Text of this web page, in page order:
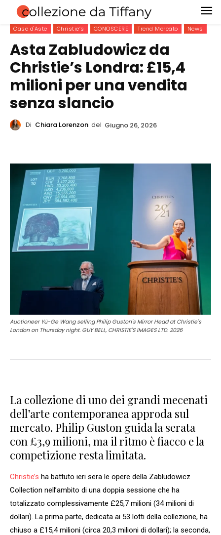
Case d'Aste Christie’s CONOSCERE Trend Mercato News
Asta Zabludowicz da
Christie’s Londra: £15,4
milioni per una vendita
senza slancio
Di Chiara Lorenzon del Giugno 26, 2026
Auctioneer Yü-Ge Wang selling Philip Guston's Mirror Head at Christie's
London on Thursday night. GUY BELL, CHRISTIE'S IMAGES LTD. 2026
La collezione di uno dei grandi mecenati
dell’arte contemporanea approda sul
mercato. Philip Guston guida la serata
con £3,9 milioni, ma il ritmo è fiacco e la
competizione resta limitata.
Christie’s ha battuto ieri sera le opere della Zabludowicz
Collection nell’ambito di una doppia sessione che ha
totalizzato complessivamente £25,7 milioni (34 milioni di
dollari). La prima parte, dedicata ai 53 lotti della collezione, ha
chiuso a £15,4 milioni (circa 20,3 milioni di dollari); la seconda,